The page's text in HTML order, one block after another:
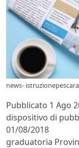
news-
Pubblicato 1 Ago
dispositivo di
01/08/2018
graduatoria